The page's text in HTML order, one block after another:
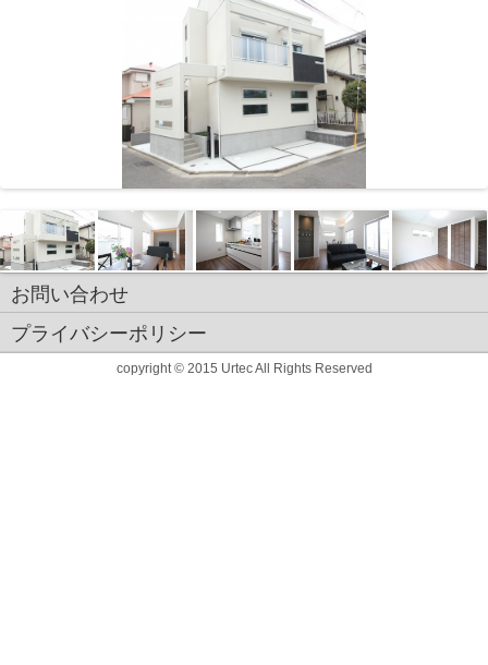
お問い合わせ
プライバシーポリシー
copyright © 2015 Urtec All Rights Reserved